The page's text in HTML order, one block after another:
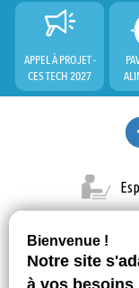
APPEL À PROJET -
CES TECH 2027